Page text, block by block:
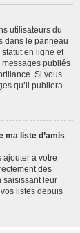
utilisateurs du
dans le panneau
en ligne et
messages publiés
Si vous
qu’il publiera
ma liste d’amis
ajouter à votre
des
saisissant leur
listes depuis